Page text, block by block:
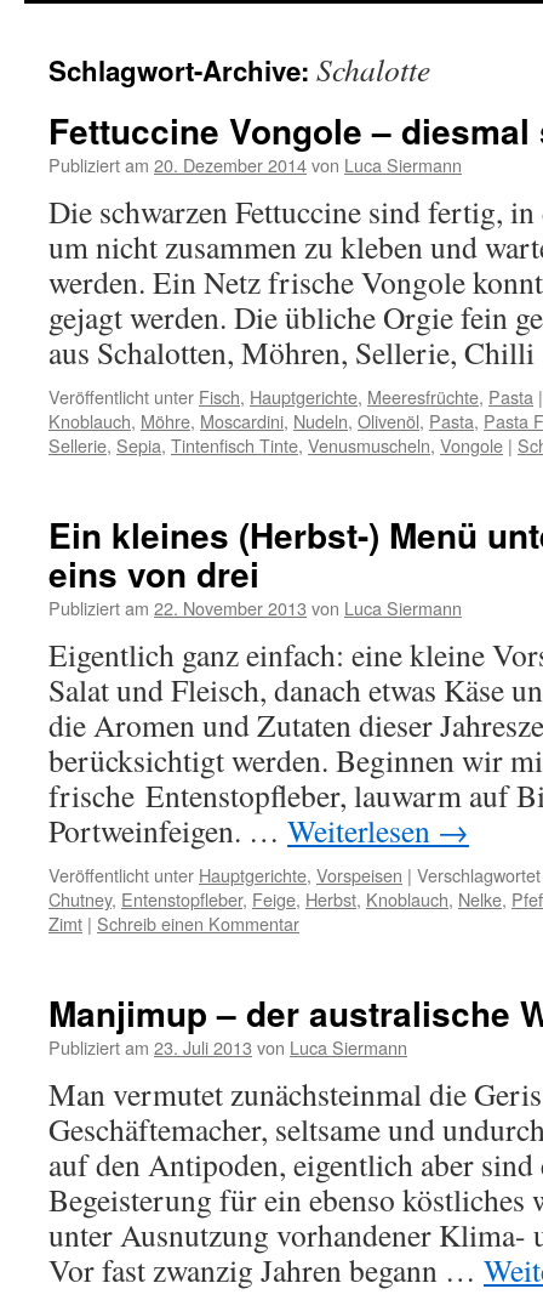
Schlagwort-Archive: Schalotte
Fettuccine Vongole –
Publiziert am 20. Dezember 2014von Luca Siermann
Die schwarzen Fettuccine sind fertig,
um nicht zusammen zu kleben und
werden. Ein Netz frische Vongole
gejagt werden. Die übliche Orgie fein
aus Schalotten, Möhren, Sellerie,
Veröffentlicht unter Fisch, Hauptgerichte, Meeresfrüchte, Pasta |
Knoblauch, Möhre, Moscardini, Nudeln, Olivenöl, Pasta, Pasta
Sellerie, Sepia, Tintenfisch Tinte, Venusmuscheln, Vongole |
Ein kleines (Herbst-) Menü
eins von drei
Publiziert am 22. November 2013 von Luca Siermann
Eigentlich ganz einfach: eine kleine
Salat und Fleisch, danach etwas Käse
die Aromen und Zutaten dieser
berücksichtigt werden. Beginnen wir
frische Entenstopfleber, lauwarm auf
Portweinfeigen. … Weiterlesen →
Veröffentlicht unter Hauptgerichte, Vorspeisen |
Chutney, Entenstopfleber, Feige, Herbst, Knoblauch, Nelke,
Zimt | Schreib einen Kommentar
Manjimup – der australische
Publiziert am 23. Juli 2013 von Luca Siermann
Man vermutet zunächsteinmal die
Geschäftemacher, seltsame und
auf den Antipoden, eigentlich aber sind
Begeisterung für ein ebenso köstliches
unter Ausnutzung vorhandener Klima-
Vor fast zwanzig Jahren begann …